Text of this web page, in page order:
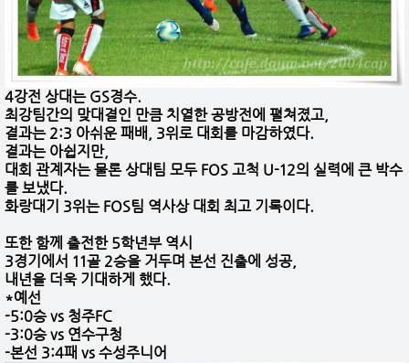
4강전 상대는 GS경수.
최강팀간의 맞대결인 만큼 치열한 공방전에 펼쳐졌고,
결과는 2:3 아쉬운 패배, 3위로 대회를 마감하였다.
결과는 아쉽지만,
대회 관계자는 물론 상대팀 모두 FOS 고척 U-12의 실력에 큰 박수
를 보냈다.
화랑대기 3위는 FOS팀 역사상 대회 최고 기록이다.
또한 함께 출전한 5학년부 역시
3경기에서 11골 2승을 거두며 본선 진출에 성공,
내년을 더욱 기대하게 했다.
*예선
-5:0승 vs 청주FC
-3:0승 vs 연수구청
-본선 3:4패 vs 수성주니어